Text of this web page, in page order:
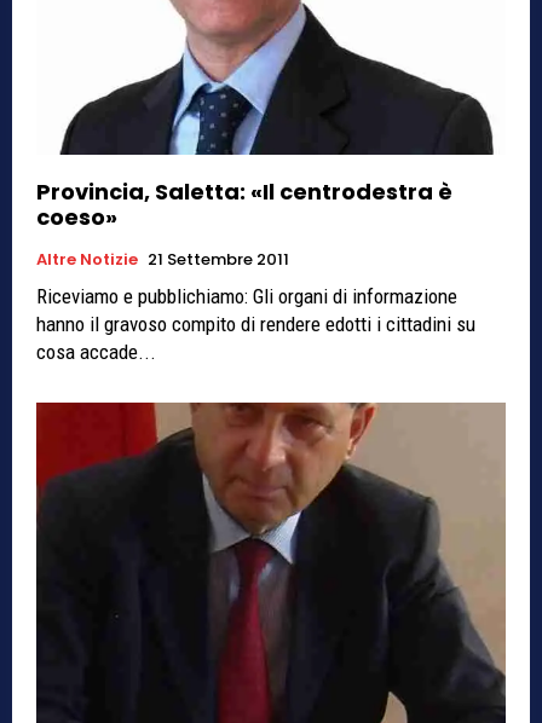
Provincia, Saletta: «Il centrodestra è
coeso»
Altre Notizie 21 Settembre 2011
Riceviamo e pubblichiamo: Gli organi di informazione
hanno il gravoso compito di rendere edotti i cittadini su
cosa accade...